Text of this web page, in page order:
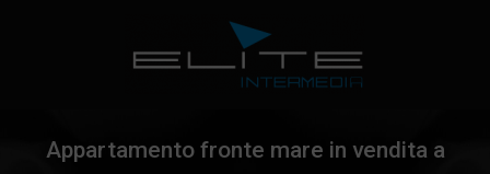
Appartamento fronte mare in vendita a